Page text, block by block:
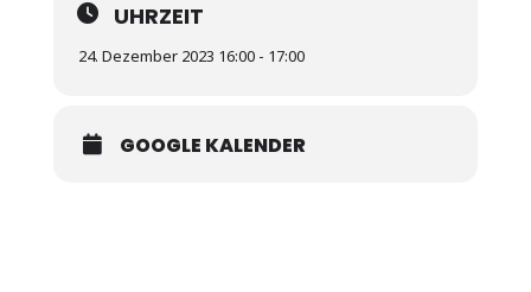
UHRZEIT
24. Dezember 2023 16:00 - 17:00
GOOGLE KALENDER